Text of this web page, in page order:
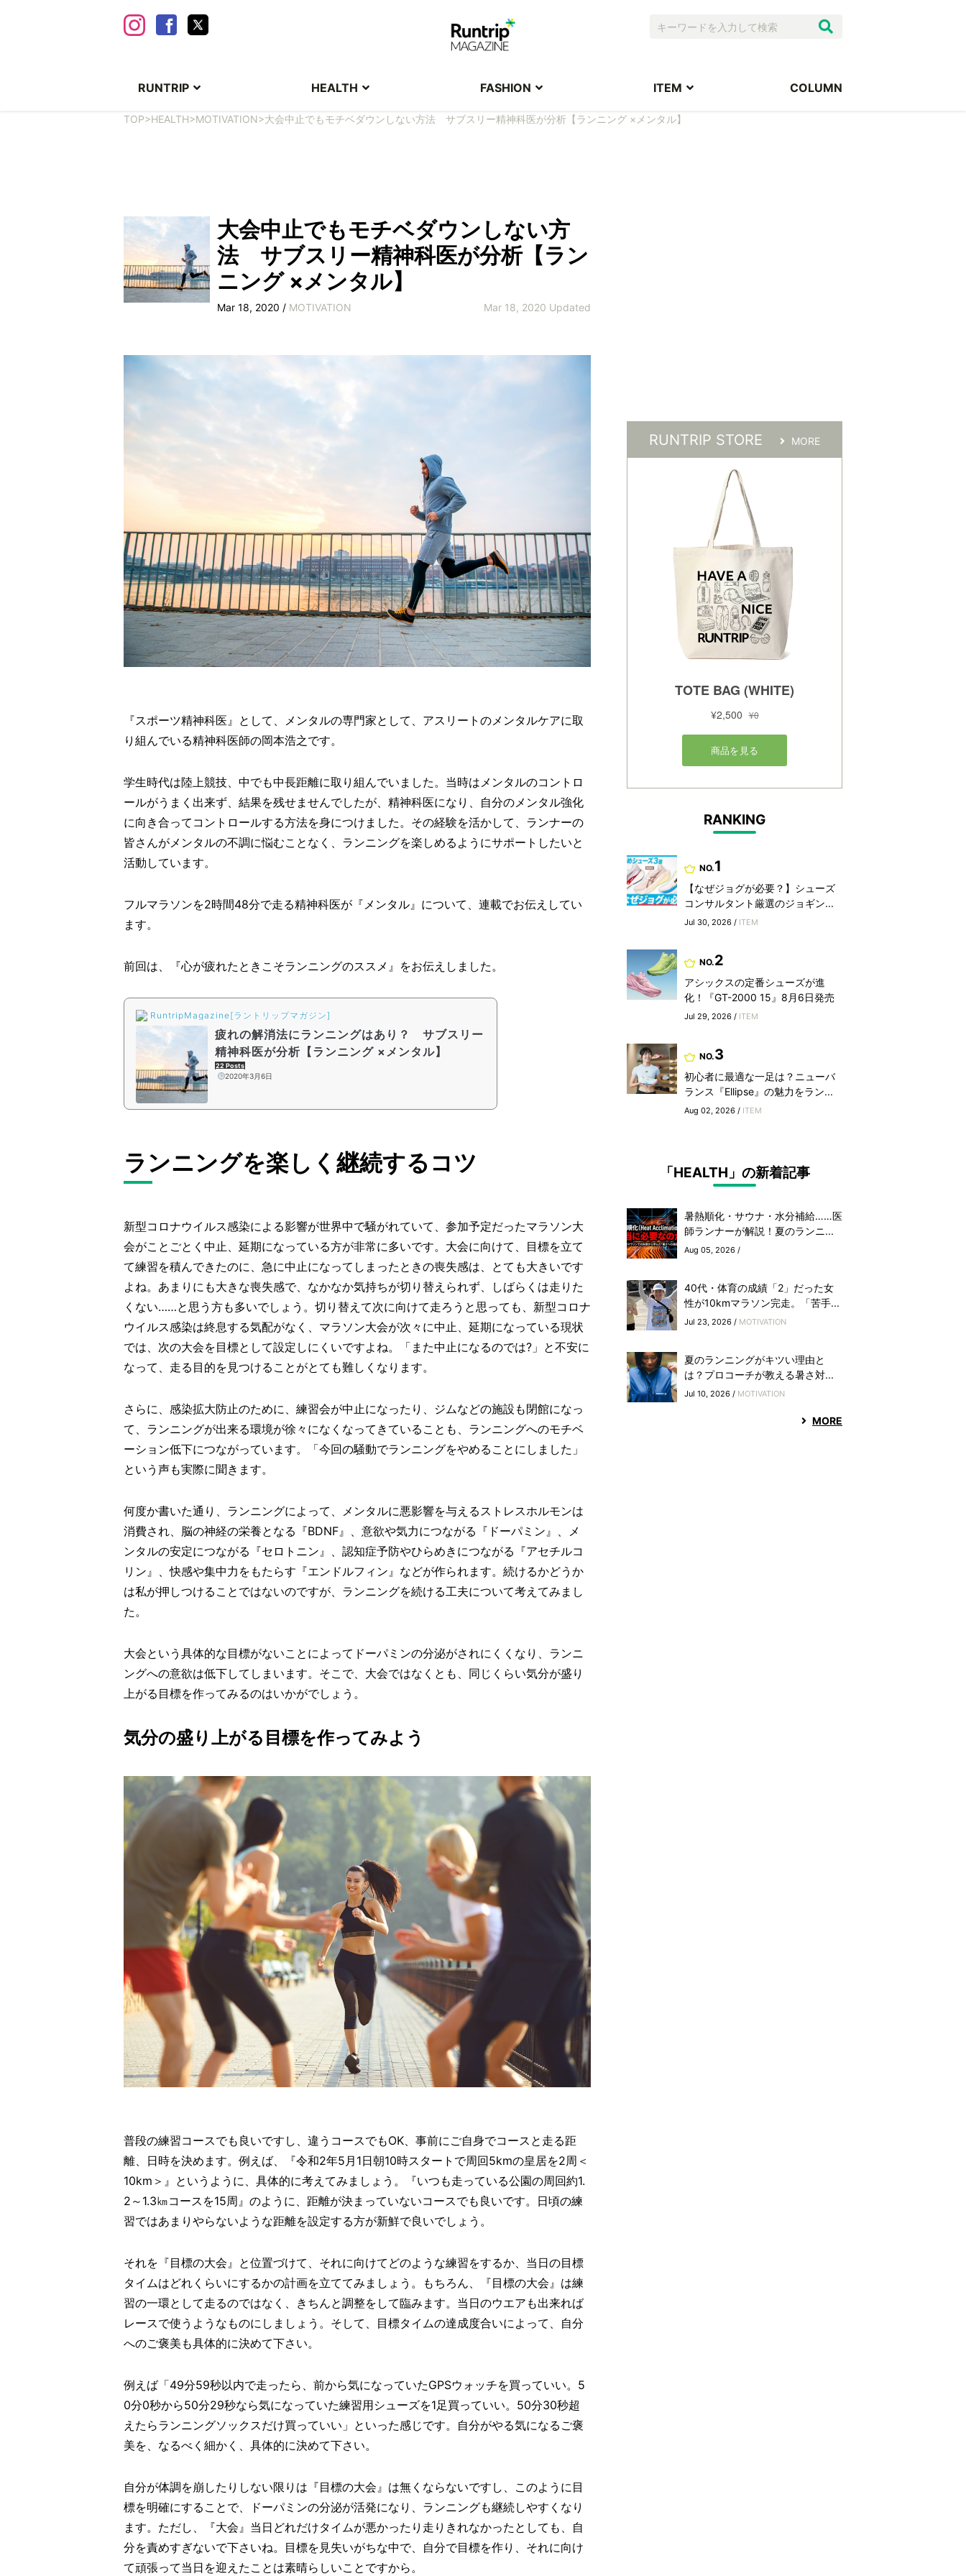
RUNTRIP HEALTH FASHION ITEM COLUMN
TOP>HEALTH>MOTIVATION>大会中止でもモチベダウンしない方法 サブスリー精神科医が分析【ランニング ×メンタル】
大会中止でもモチベダウンしない方
法 サブスリー精神科医が分析【ラン
ニング ×メンタル】
Mar 18, 2020 / MOTIVATION Mar 18, 2020 Updated
『スポーツ精神科医』として、メンタルの専門家として、アスリートのメンタルケアに取
り組んでいる精神科医師の岡本浩之です。
学生時代は陸上競技、中でも中長距離に取り組んでいました。当時はメンタルのコントロ
ールがうまく出来ず、結果を残せませんでしたが、精神科医になり、自分のメンタル強化
に向き合ってコントロールする方法を身につけました。その経験を活かして、ランナーの
皆さんがメンタルの不調に悩むことなく、ランニングを楽しめるようにサポートしたいと
活動しています。
フルマラソンを2時間48分で走る精神科医が『メンタル』について、連載でお伝えしてい
ます。
前回は、『心が疲れたときこそランニングのススメ』をお伝えしました。
RuntripMagazine[ラントリップマガジン]
疲れの解消法にランニングはあり？ サブスリー
精神科医が分析【ランニング ×メンタル】
22 Posts
2020年3月6日
ランニングを楽しく継続するコツ
新型コロナウイルス感染による影響が世界中で騒がれていて、参加予定だったマラソン大
会がことごとく中止、延期になっている方が非常に多いです。大会に向けて、目標を立て
て練習を積んできたのに、急に中止になってしまったときの喪失感は、とても大きいです
よね。あまりにも大きな喪失感で、なかなか気持ちが切り替えられず、しばらくは走りた
くない……と思う方も多いでしょう。切り替えて次に向けて走ろうと思っても、新型コロナ
ウイルス感染は終息する気配がなく、マラソン大会が次々に中止、延期になっている現状
では、次の大会を目標として設定しにくいですよね。「また中止になるのでは?」と不安に
なって、走る目的を見つけることがとても難しくなります。
さらに、感染拡大防止のために、練習会が中止になったり、ジムなどの施設も閉館になっ
て、ランニングが出来る環境が徐々になくなってきていることも、ランニングへのモチベ
ーション低下につながっています。「今回の騒動でランニングをやめることにしました」
という声も実際に聞きます。
何度か書いた通り、ランニングによって、メンタルに悪影響を与えるストレスホルモンは
消費され、脳の神経の栄養となる『BDNF』、意欲や気力につながる『ドーパミン』、メ
ンタルの安定につながる『セロトニン』、認知症予防やひらめきにつながる『アセチルコ
リン』、快感や集中力をもたらす『エンドルフィン』などが作られます。続けるかどうか
は私が押しつけることではないのですが、ランニングを続ける工夫について考えてみまし
た。
大会という具体的な目標がないことによってドーパミンの分泌がされにくくなり、ランニ
ングへの意欲は低下してしまいます。そこで、大会ではなくとも、同じくらい気分が盛り
上がる目標を作ってみるのはいかがでしょう。
気分の盛り上がる目標を作ってみよう
普段の練習コースでも良いですし、違うコースでもOK、事前にご自身でコースと走る距
離、日時を決めます。例えば、『令和2年5月1日朝10時スタートで周回5kmの皇居を2周＜
10km＞』というように、具体的に考えてみましょう。『いつも走っている公園の周回約1.
2～1.3㎞コースを15周』のように、距離が決まっていないコースでも良いです。日頃の練
習ではあまりやらないような距離を設定する方が新鮮で良いでしょう。
それを『目標の大会』と位置づけて、それに向けてどのような練習をするか、当日の目標
タイムはどれくらいにするかの計画を立ててみましょう。もちろん、『目標の大会』は練
習の一環として走るのではなく、きちんと調整をして臨みます。当日のウエアも出来れば
レースで使うようなものにしましょう。そして、目標タイムの達成度合いによって、自分
へのご褒美も具体的に決めて下さい。
例えば「49分59秒以内で走ったら、前から気になっていたGPSウォッチを買っていい。5
0分0秒から50分29秒なら気になっていた練習用シューズを1足買っていい。50分30秒超
えたらランニングソックスだけ買っていい」といった感じです。自分がやる気になるご褒
美を、なるべく細かく、具体的に決めて下さい。
自分が体調を崩したりしない限りは『目標の大会』は無くならないですし、このように目
標を明確にすることで、ドーパミンの分泌が活発になり、ランニングも継続しやすくなり
ます。ただし、『大会』当日どれだけタイムが悪かったり走りきれなかったとしても、自
分を責めすぎないで下さいね。目標を見失いがちな中で、自分で目標を作り、それに向け
て頑張って当日を迎えたことは素晴らしいことですから。
RUNTRIP STORE MORE
RANKING
NO.1
【なぜジョグが必要？】シューズ
コンサルタント厳選のジョギン...
Jul 30, 2026 / ITEM
NO.2
アシックスの定番シューズが進
化！『GT-2000 15』8月6日発売
Jul 29, 2026 / ITEM
NO.3
初心者に最適な一足は？ニューバ
ランス『Ellipse』の魅力をラン...
Aug 02, 2026 / ITEM
「HEALTH」の新着記事
暑熱順化・サウナ・水分補給……医
師ランナーが解説！夏のランニ...
Aug 05, 2026 /
40代・体育の成績「2」だった女
性が10kmマラソン完走。「苦手...
Jul 23, 2026 / MOTIVATION
夏のランニングがキツい理由と
は？プロコーチが教える暑さ対...
Jul 10, 2026 / MOTIVATION
MORE